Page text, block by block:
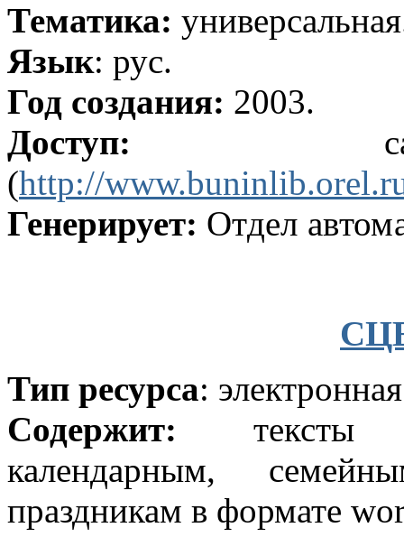
Тематика:
Язык: рус.
Год создания: 2003.
Доступ:
(http://
Генерирует: Отдел
Тип ресурса:
Содержит: тексты
календарным,
праздникам в формате